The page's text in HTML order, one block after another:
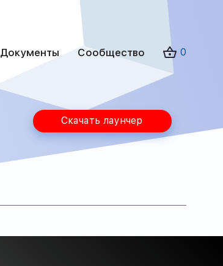
Документы Сообщество 0
Скачать лаунчер